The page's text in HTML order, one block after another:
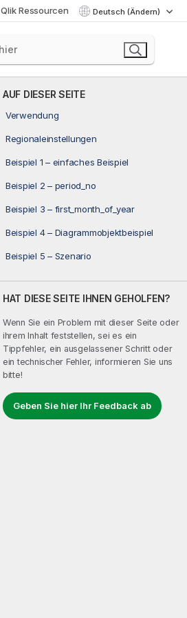
Qlik Ressourcen Deutsch (Ändern)
AUF DIESER SEITE
Verwendung
Regionaleinstellungen
Beispiel 1 – einfaches Beispiel
Beispiel 2 – period_no
Beispiel 3 – first_month_of_year
Beispiel 4 – Diagrammobjektbeispiel
Beispiel 5 – Szenario
HAT DIESE SEITE IHNEN GEHOLFEN?
Wenn Sie ein Problem mit dieser Seite oder
ihrem Inhalt feststellen, sei es ein
Tippfehler, ein ausgelassener Schritt oder
ein technischer Fehler, informieren Sie uns
bitte!
Geben Sie hier Ihr Feedback ab